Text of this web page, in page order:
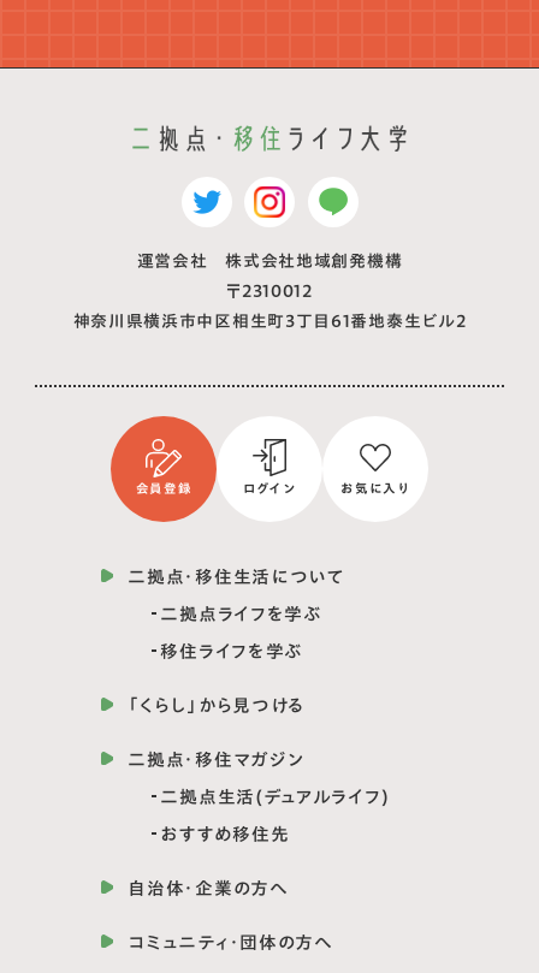
運営会社 株式会社地域創発機構
〒2310012
神奈川県横浜市中区相生町3丁目61番地泰生ビル2
会員登録 ログイン お気に入り
二拠点・移住生活について
二拠点ライフを学ぶ
移住ライフを学ぶ
「くらし」から見つける
二拠点・移住マガジン
二拠点生活(デュアルライフ)
おすすめ移住先
自治体・企業の方へ
コミュニティ・団体の方へ